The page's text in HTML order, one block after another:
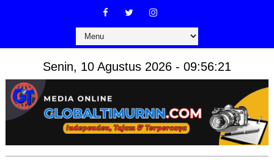
Senin, 10 Agustus 2026 - 09:56:22